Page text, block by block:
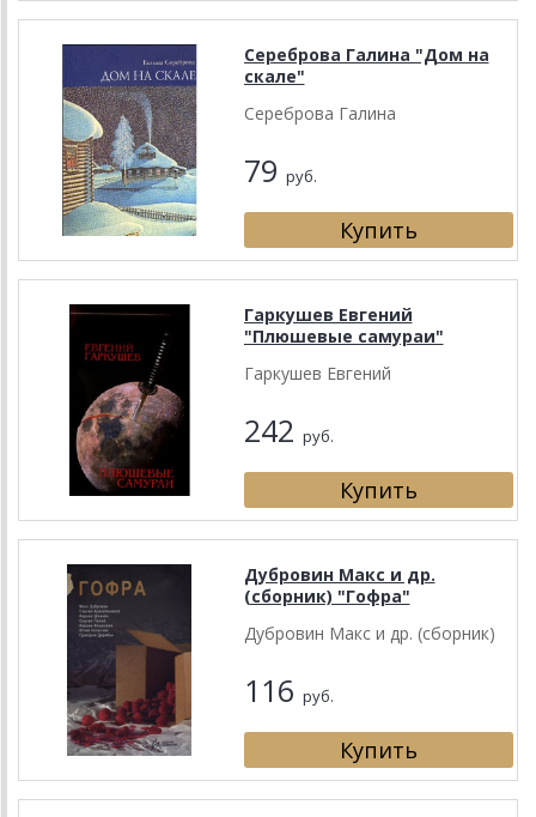
Сереброва Галина "Дом на
скале"
Сереброва Галина
79 руб.
Гаркушев Евгений
"Плюшевые самураи"
Гаркушев Евгений
242 руб.
Дубровин Макс и др.
(сборник) "Гофра"
Дубровин Макс и др. (сборник)
116 руб.